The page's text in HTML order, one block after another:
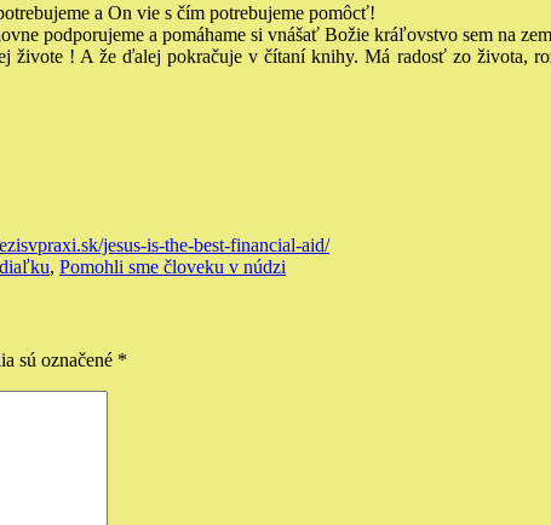
a On vie s čím potrebujeme pomôcť!
podporujeme a pomáhame si vnášať Božie kráľovstvo sem na
živote ! A že ďalej pokračuje v čítaní knihy. Má radosť zo života,
jesus-is-the-best-financial-aid/
, Pomohli sme človeku v núdzi
sú označené *